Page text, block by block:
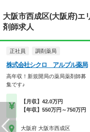
大阪市西成区(大阪府)エ
剤師求人
正社員 調剤薬局
株式会社シクロ アルブル薬局
高年収！新規開局の薬局薬剤師募
集です♪
【月収】42.0万円
【年収】550万円～750万円
大阪府 大阪市西成区